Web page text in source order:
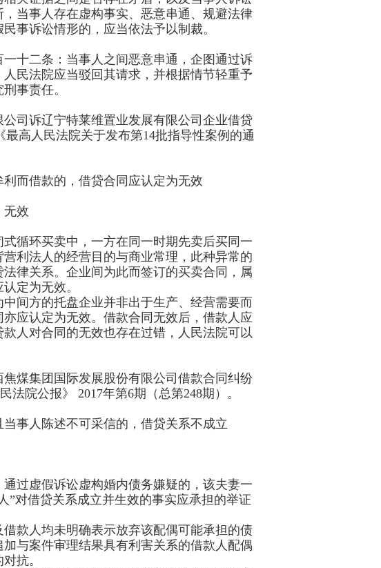
当事人存在虚构事实、恶意串通、规避法律
事诉讼情形的，应当依法予以制裁。
一十二条：当事人之间恶意串通，企图通过诉
民法院应当驳回其请求，并根据情节轻重予
事责任。
司诉辽宁特莱维置业发展有限公司企业借贷
最高人民法院关于发布第14批指导性案例的通
而借款的，借贷合同应认定为无效
无效
循环买卖中，一方在同一时期先卖后买同一
利法人的经营目的与商业常理，此种异常的
律关系。企业间为此而签订的买卖合同，属
定为无效。
间方的托盘企业并非出于生产、经营需要而
应认定为无效。借款合同无效后，借款人应
人对合同的无效也存在过错，人民法院可以
煤集团国际发展股份有限公司借款合同纠纷
法院公报》 2017年第6期（总第248期）。
事人陈述不可采信的，借贷关系不成立
过虚假诉讼虚构婚内债务嫌疑的，该夫妻一
”对借贷关系成立并生效的事实应承担的举证
款人均未明确表示放弃该配偶可能承担的债
与案件审理结果具有利害关系的借款人配偶
抗。